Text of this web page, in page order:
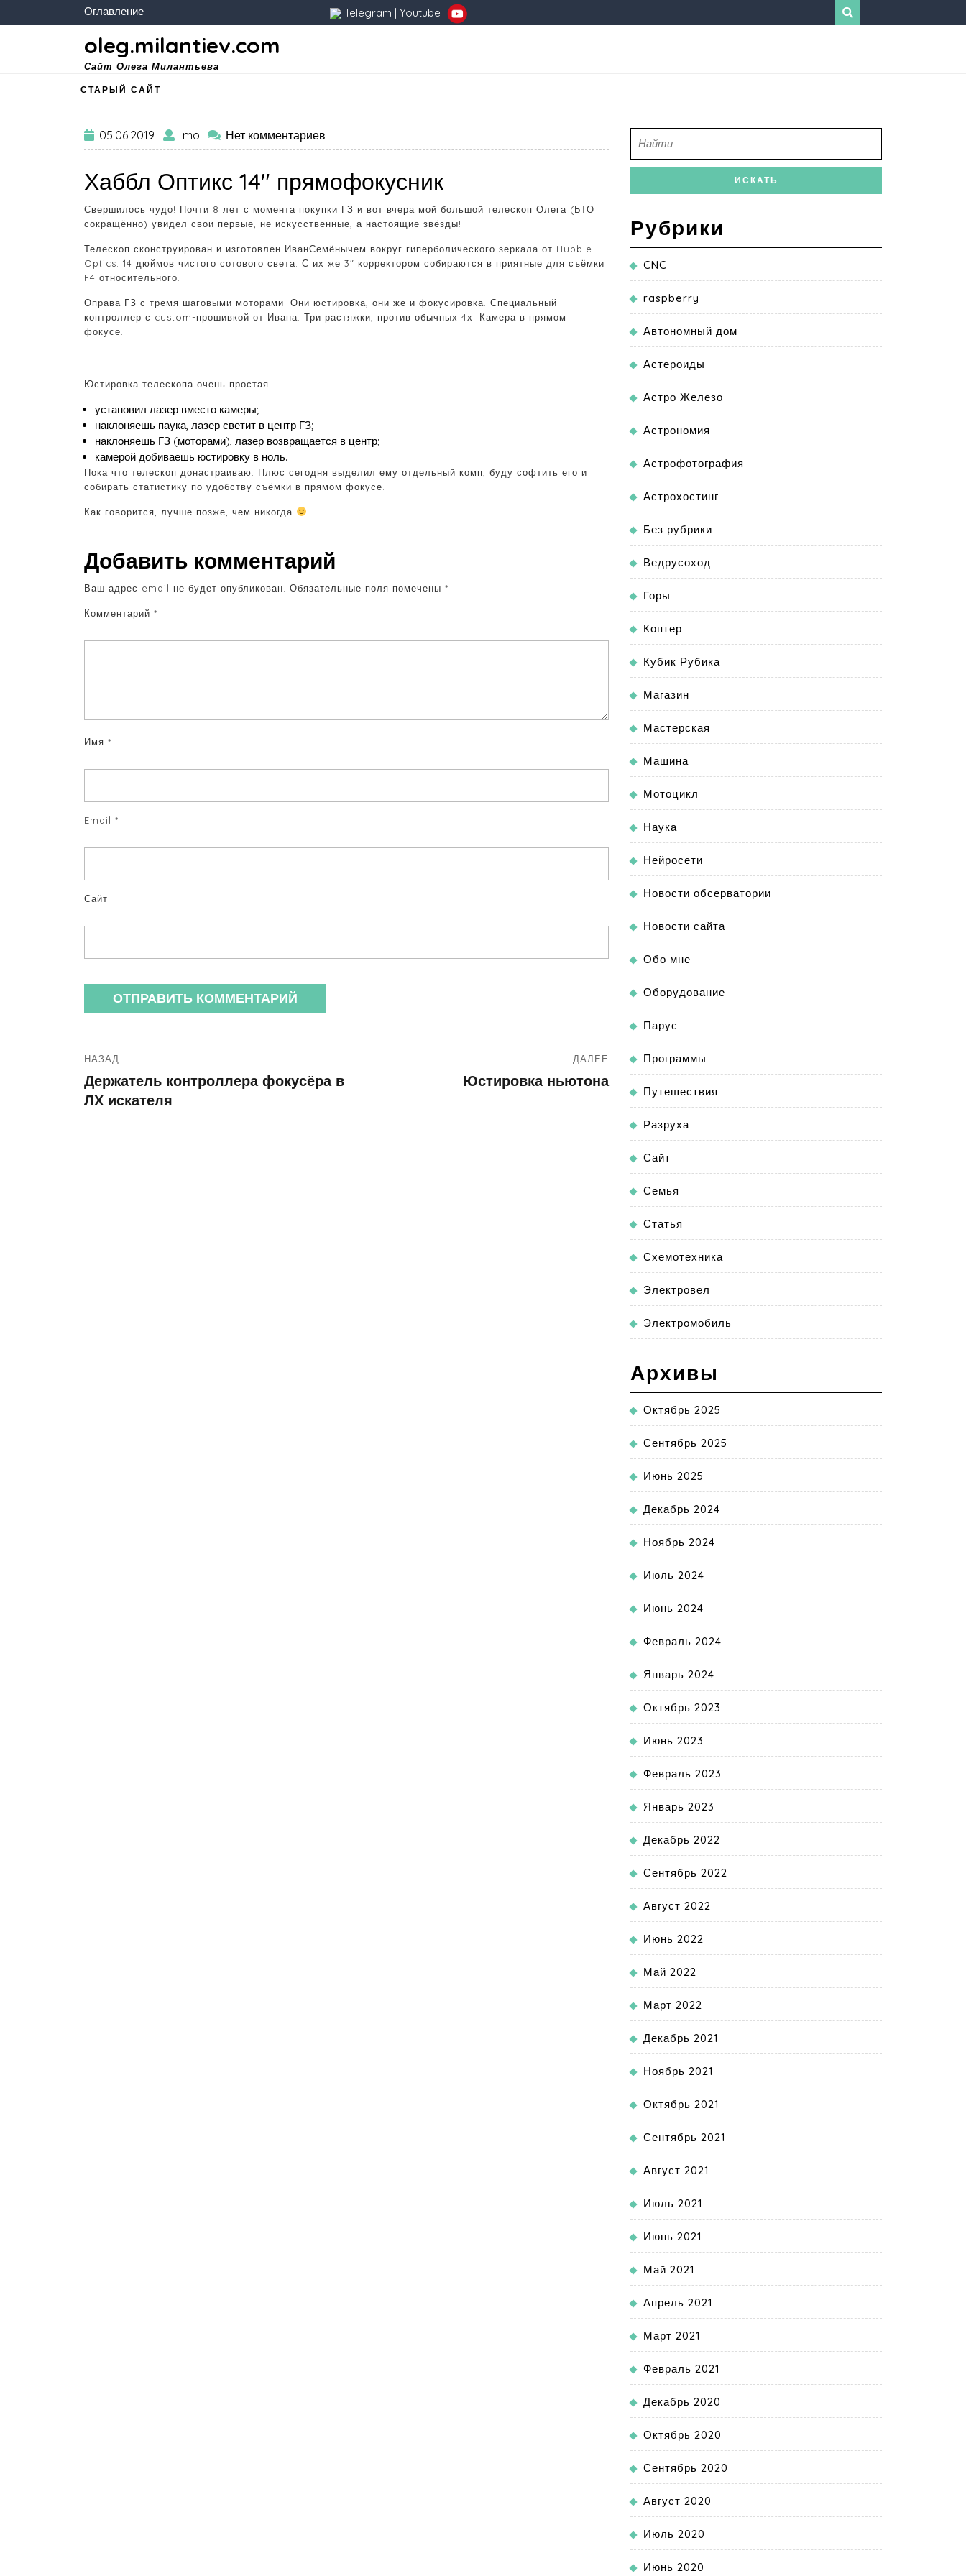
Оглавление Telegram | Youtube
oleg.milantiev.com
Сайт Олега Милантьева
СТАРЫЙ САЙТ
05.06.2019 mo Нет комментариев
Хаббл Оптикс 14″ прямофокусник
Свершилось чудо! Почти 8 лет с момента покупки ГЗ и вот вчера мой большой телескоп Олега (БТО
сокращённо) увидел свои первые, не искусственные, а настоящие звёзды!
Телескоп сконструирован и изготовлен ИванСемёнычем вокруг гиперболического зеркала от Hubble
Optics. 14 дюймов чистого сотового света. С их же 3″ корректором собираются в приятные для съёмки
F4 относительного.
Оправа ГЗ с тремя шаговыми моторами. Они юстировка, они же и фокусировка. Специальный
контроллер с custom-прошивкой от Ивана. Три растяжки, против обычных 4х. Камера в прямом
фокусе.
Юстировка телескопа очень простая:
установил лазер вместо камеры;
наклоняешь паука, лазер светит в центр ГЗ;
наклоняешь ГЗ (моторами), лазер возвращается в центр;
камерой добиваешь юстировку в ноль.
Пока что телескоп донастраиваю. Плюс сегодня выделил ему отдельный комп, буду софтить его и
собирать статистику по удобству съёмки в прямом фокусе.
Как говорится, лучше позже, чем никогда
Добавить комментарий
Ваш адрес email не будет опубликован. Обязательные поля помечены *
Комментарий *
Имя *
Email *
Сайт
НАЗАД
Держатель контроллера фокусёра в
ЛХ искателя
ДАЛЕЕ
Юстировка ньютона
Рубрики
CNC
raspberry
Автономный дом
Астероиды
Астро Железо
Астрономия
Астрофотография
Астрохостинг
Без рубрики
Ведрусоход
Горы
Коптер
Кубик Рубика
Магазин
Мастерская
Машина
Мотоцикл
Наука
Нейросети
Новости обсерватории
Новости сайта
Обо мне
Оборудование
Парус
Программы
Путешествия
Разруха
Сайт
Семья
Статья
Схемотехника
Электровел
Электромобиль
Архивы
Октябрь 2025
Сентябрь 2025
Июнь 2025
Декабрь 2024
Ноябрь 2024
Июль 2024
Июнь 2024
Февраль 2024
Январь 2024
Октябрь 2023
Июнь 2023
Февраль 2023
Январь 2023
Декабрь 2022
Сентябрь 2022
Август 2022
Июнь 2022
Май 2022
Март 2022
Декабрь 2021
Ноябрь 2021
Октябрь 2021
Сентябрь 2021
Август 2021
Июль 2021
Июнь 2021
Май 2021
Апрель 2021
Март 2021
Февраль 2021
Декабрь 2020
Октябрь 2020
Сентябрь 2020
Август 2020
Июль 2020
Июнь 2020